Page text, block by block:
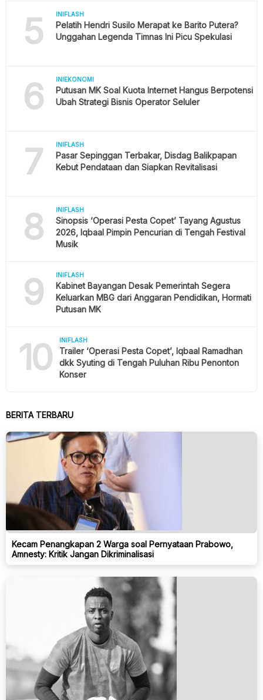
5 INIFLASH
Pelatih Hendri Susilo Merapat ke Barito Putera?
Unggahan Legenda Timnas Ini Picu Spekulasi
6 INIEKONOMI
Putusan MK Soal Kuota Internet Hangus Berpotensi
Ubah Strategi Bisnis Operator Seluler
7 INIFLASH
Pasar Sepinggan Terbakar, Disdag Balikpapan
Kebut Pendataan dan Siapkan Revitalisasi
8 INIFLASH
Sinopsis ‘Operasi Pesta Copet’ Tayang Agustus
2026, Iqbaal Pimpin Pencurian di Tengah Festival
Musik
9 INIFLASH
Kabinet Bayangan Desak Pemerintah Segera
Keluarkan MBG dari Anggaran Pendidikan, Hormati
Putusan MK
10 INIFLASH
Trailer ‘Operasi Pesta Copet’, Iqbaal Ramadhan
dkk Syuting di Tengah Puluhan Ribu Penonton
Konser
BERITA TERBARU
Kecam Penangkapan 2 Warga soal Pernyataan Prabowo,
Amnesty: Kritik Jangan Dikriminalisasi